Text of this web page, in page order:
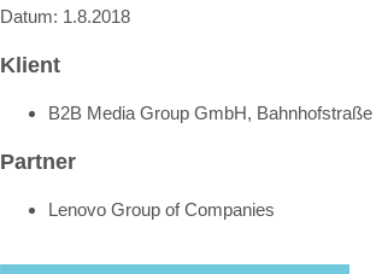
Datum: 1.8.2018
Klient
B2B Media Group GmbH,
Partner
Lenovo Group of Companies